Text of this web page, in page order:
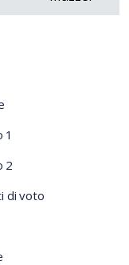
1
2
di voto